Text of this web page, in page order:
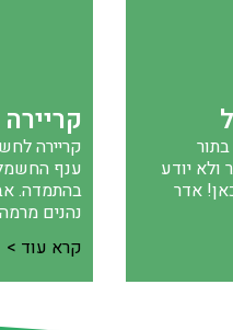
יודע
אדר
קריירה
ענף
בהתמדה.
נהנים מרמה
קרא עוד >